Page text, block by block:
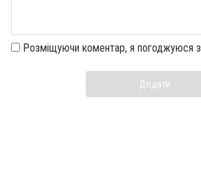
Розміщуючи коментар, я погоджуюся з
Додати